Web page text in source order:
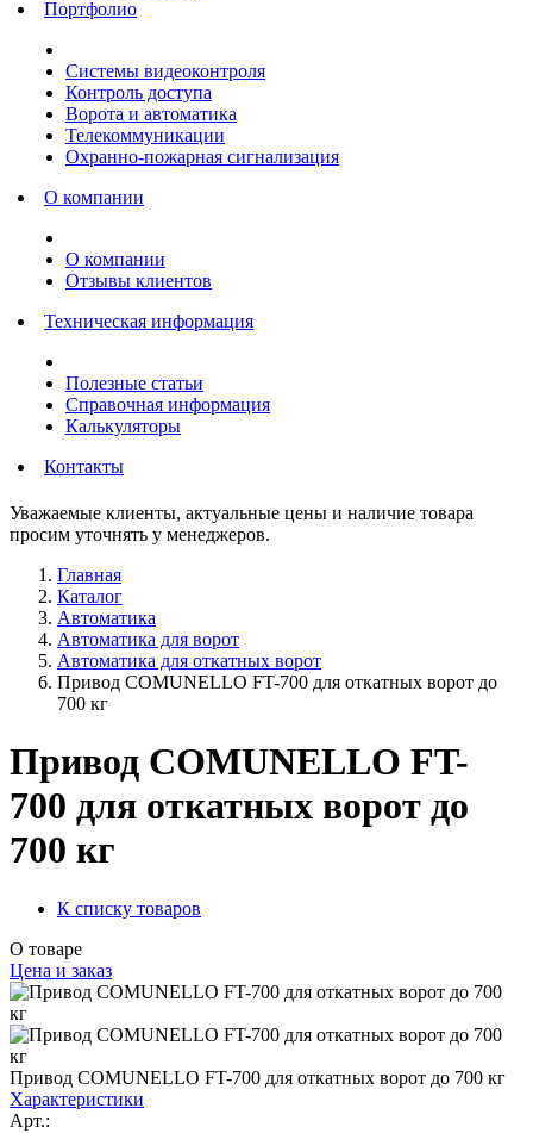
Портфолио
Системы видеоконтроля
Контроль доступа
Ворота и автоматика
Телекоммуникации
Охранно-пожарная сигнализация
О компании
О компании
Отзывы клиентов
Техническая информация
Полезные статьи
Справочная информация
Калькуляторы
Контакты
Уважаемые клиенты, актуальные цены и наличие товара
просим уточнять у менеджеров.
Главная
Каталог
Автоматика
Автоматика для ворот
Автоматика для откатных ворот
Привод COMUNELLO FT-700 для откатных ворот до
700 кг
Привод COMUNELLO FT-
700 для откатных ворот до
700 кг
К списку товаров
О товаре
Цена и заказ
Привод COMUNELLO FT-700 для откатных ворот до 700 кг
Характеристики
Арт.: